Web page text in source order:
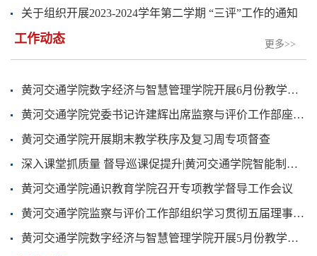
关于组织开展2023-2024学年第二学期 “三评”工作的通知
工作动态 更多>>
黄河交通学院数字经济与智慧管理学院开展6月份教学督导工作
黄河交通学院党委书记许建辉出席监察与评价工作部座谈会
黄河交通学院开展期末教学秩序及复习周专项督查
深入课堂抓质量 督导巡课促提升|黄河交通学院智能制造与电气工程...
黄河交通学院通识教育学院召开专项教学督导工作会议
黄河交通学院监察与评价工作部组织学习贯彻五届理事会第十次（扩...
黄河交通学院数字经济与智慧管理学院开展5月份教学督导专项检查...